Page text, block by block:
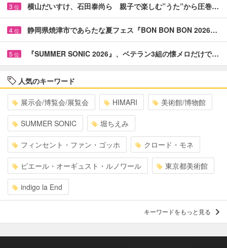
3 位 横山だいすけ、石田泰尚ら 親子で楽しむ”うた”から圧巻…
4 位 静岡県焼津市であらたな夏フェス『BON BON BON 2026…
5 位 『SUMMER SONIC 2026』、ベテラン3組の懐メロだけで…
人気のキーワード
展示会/博覧会/展覧会 HIMARI 美術館/博物館
SUMMER SONIC 堀ちえみ
フィンセント・ファン・ゴッホ クロード・モネ
ピエール・オーギュスト・ルノワール 東京都美術館
indigo la End
キーワードをもっと見る